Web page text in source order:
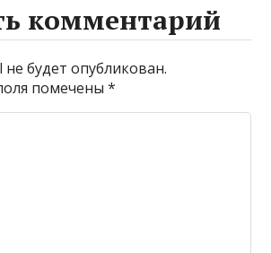
комментарий
будет опубликован.
помечены*